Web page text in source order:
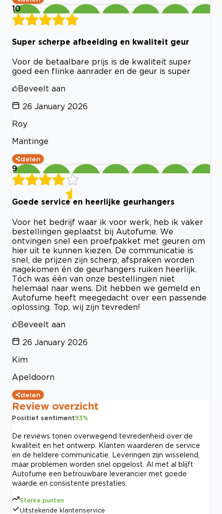
10
Super scherpe afbeelding en kwaliteit geur
Voor de betaalbare prijs is de kwaliteit super
goed een flinke aanrader en de geur is super
Beveelt aan
26 January 2026
Roy
Mantinge
delen
9
Goede service en heerlijke geurhangers
Voor het bedrijf waar ik voor werk, heb ik vaker
bestellingen geplaatst bij Autofume. We
ontvingen snel een proefpakket met geuren om
hier uit te kunnen kiezen. De communicatie is
snel, de prijzen zijn scherp, afspraken worden
nagekomen én de geurhangers ruiken heerlijk.
Tóch was één van onze bestellingen niet
helemaal naar wens. Dit hebben we gemeld en
Autofume heeft meegedacht over een passende
oplossing. Top, wij zijn tevreden!
Beveelt aan
26 January 2026
Kim
Apeldoorn
delen
Review overzicht
Positief sentiment93%
De reviews tonen overwegend tevredenheid over de
kwaliteit en het ontwerp. Klanten waarderen de service
en de heldere communicatie. Leveringen zijn wisselend,
maar problemen worden snel opgelost. Al met al blijft
Autofume een betrouwbare leverancier met goede
waarde en consistente prestaties.
Sterke punten
Uitstekende klantenservice